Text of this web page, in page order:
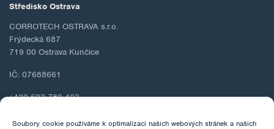
Soubory cookie používáme k optimalizaci našich webových stránek a našich
Středisko Ostrava
CORROTECH OSTRAVA s.r.o.
Frýdecká 687
719 00 Ostrava Kunčice
IČ: 07688661
+420 602 789 403